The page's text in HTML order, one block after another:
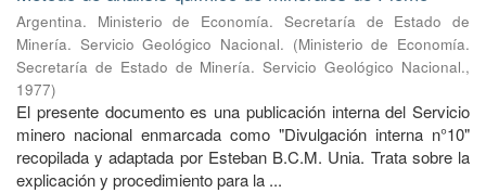
Argentina. Ministerio de Economía. Secretaría de Estado de
Minería. Servicio Geológico Nacional. (Ministerio de Economía.
Secretaría de Estado de Minería. Servicio Geológico Nacional.,
1977)
El presente documento es una publicación interna del Servicio
minero nacional enmarcada como "Divulgación interna n°10"
recopilada y adaptada por Esteban B.C.M. Unia. Trata sobre la
explicación y procedimiento para la ...